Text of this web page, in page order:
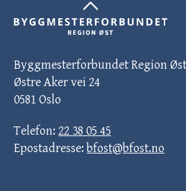
Byggmesterforbundet Region Øst
Østre Aker vei 24
0581 Oslo
Telefon: 22 38 05 45
Epostadresse: bfost@bfost.no